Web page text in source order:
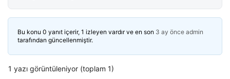
Bu konu 0 yanıt içerir, 1 izleyen vardır ve en son 3 ay önce admin
tarafından güncellenmiştir.
1 yazı görüntüleniyor (toplam 1)